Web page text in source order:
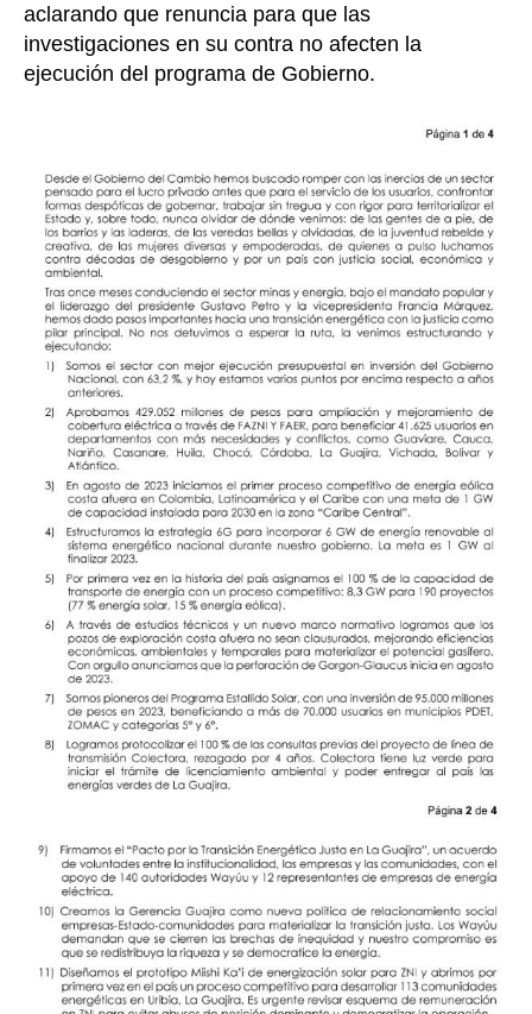
aclarando que renuncia para que las
investigaciones en su contra no afecten la
ejecución del programa de Gobierno.